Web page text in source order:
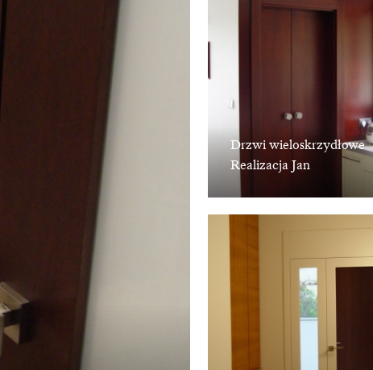
Drzwi wieloskrzydłowe
Realizacja Jan